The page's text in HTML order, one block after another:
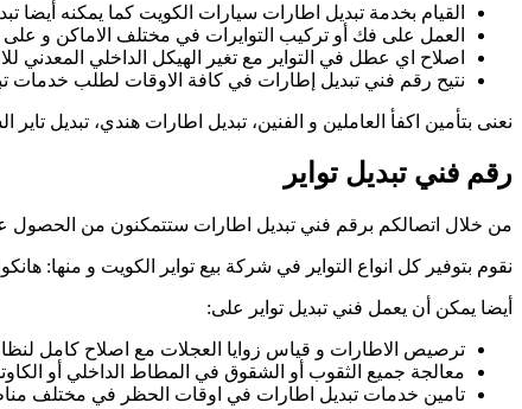
القيام بخدمة تبديل اطارات سيارات الكويت كما يمكنه أيضا
العمل على فك أو تركيب التوايرات في مختلف الاماكن و على مدار 24
اصلاح اي عطل في التواير مع تغير الهيكل الداخلي المعدني
نتيح رقم فني تبديل إطارات في كافة الاوقات لطلب خدمات
نعنى بتأمين اكفأ العاملين و الفنين، تبديل اطارات هندي، تبديل
رقم فني تبديل تواير
من خلال اتصالكم برقم فني تبديل اطارات ستتمكنون من
نقوم بتوفير كل انواع التواير في شركة بيع تواير الكويت و منها:
أيضا يمكن أن يعمل فني تبديل تواير على:
ترصيص الاطارات و قياس زوايا العجلات مع اصلاح كامل
معالجة جميع الثقوب أو الشقوق في المطاط الداخلي أو
تامين خدمات تبديل اطارات في اوقات الحظر في مختلف